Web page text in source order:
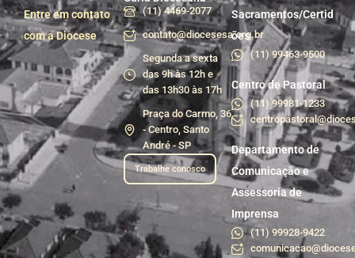
Entre em contato
com a Diocese
(11) 4469-2077
contato@diocesesa.org.br
Segunda a sexta
das 9h às 12h e
das 13h30 às 17h
Praça do Carmo, 36
- Centro, Santo
André - SP
Trabalhe conosco
Sacramentos/Certid
ões
(11) 99463-9500
Centro de Pastoral
(11) 99981-1233
Departamento de
Comunicação e
Assessoria de
Imprensa
(11) 99928-9422